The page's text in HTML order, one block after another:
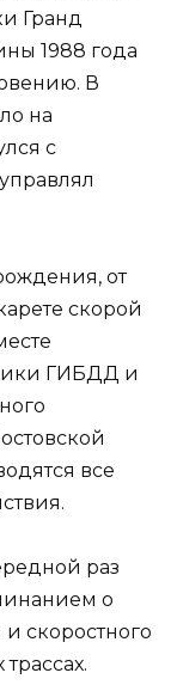
Гранд
1988 года
В
на
с
от
скорой
ГИБДД и
все
раз
о
скоростного